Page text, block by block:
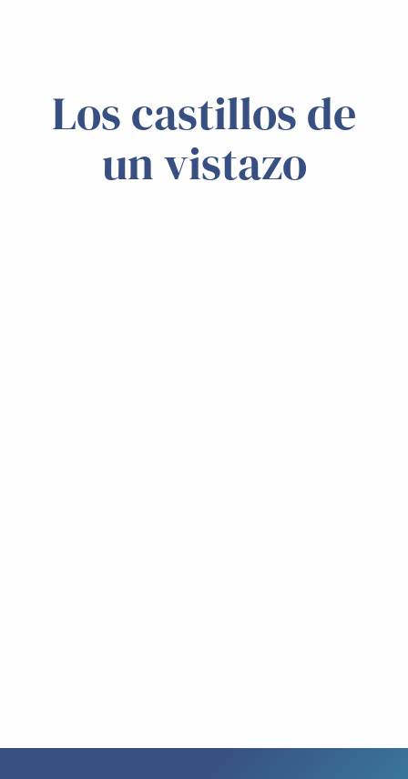
Los castillos de
un vistazo